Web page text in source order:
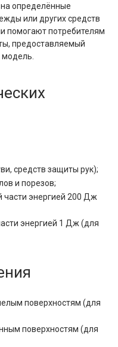
определённые
или других средств
помогают потребителям
предоставляемый
средств защиты рук);
и порезов;
части энергией 200 Дж
энергией 1 Дж (для
поверхностям (для
поверхностям (для